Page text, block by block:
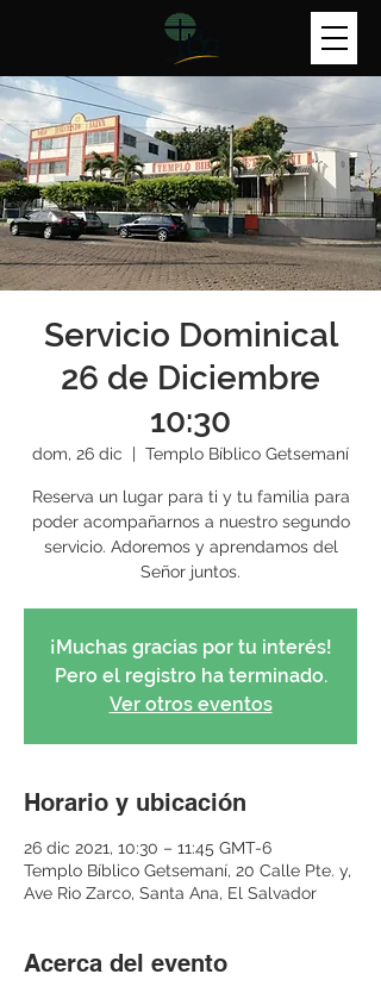
Servicio Dominical
26 de Diciembre
10:30
dom, 26 dic
  |
Templo Bíblico Getsemaní
Reserva un lugar para ti y tu familia para
poder acompañarnos a nuestro segundo
servicio. Adoremos y aprendamos del
Señor juntos.
¡Muchas gracias por tu interés!
Pero el registro ha terminado.
Ver otros eventos
Horario y ubicación
26 dic 2021, 10:30 – 11:45 GMT-6
Templo Bíblico Getsemaní, 20 Calle Pte. y,
Ave Rio Zarco, Santa Ana, El Salvador
Acerca del evento